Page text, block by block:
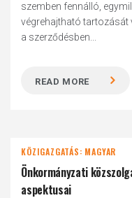
szemben fennálló,
végrehajtható tartozását
a szerződésben...
READ MORE
KÖZIGAZGATÁS: MAGYAR
Önkormányzati
aspektusai